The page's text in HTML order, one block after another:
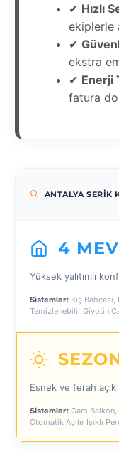
✔ Hızlı
ekiplerle
✔
ekstra
✔ Enerji
fatura
ANTALYA SERIK
4
Yüksek yalıtımlı
Sistemler: Kış
Temizlenebilir Giyotin
Esnek ve ferah
Sistemler: Cam Balkon,
Otomatik Açılır Işıklı